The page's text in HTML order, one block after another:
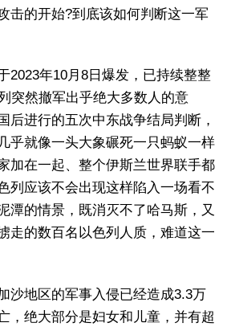
击的开始?到底该如何判断这一军
2023年10月8日爆发，已持续整整
突然撤军出乎绝大多数人的意
后进行的五次中东战争结局判断，
乎就像一头大象碾死一只蚂蚁一样
加在一起、整个伊斯兰世界联手都
列应该不会出现这样陷入一场看不
潭的情景，既消灭不了哈马斯，又
走的数百名以色列人质，难道这一
沙地区的军事入侵已经造成3.3万
，绝大部分是妇女和儿童，并有超